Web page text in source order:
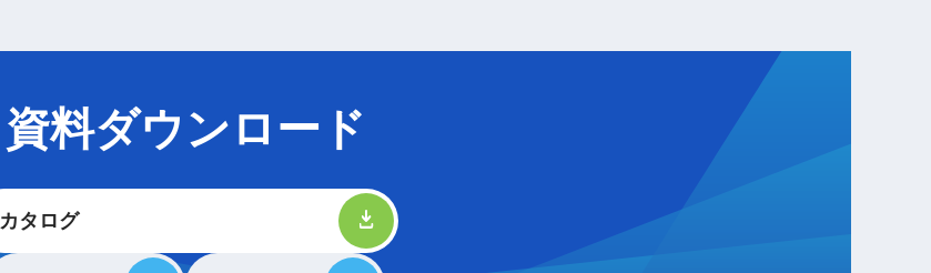
資料ダウンロード
カタログ